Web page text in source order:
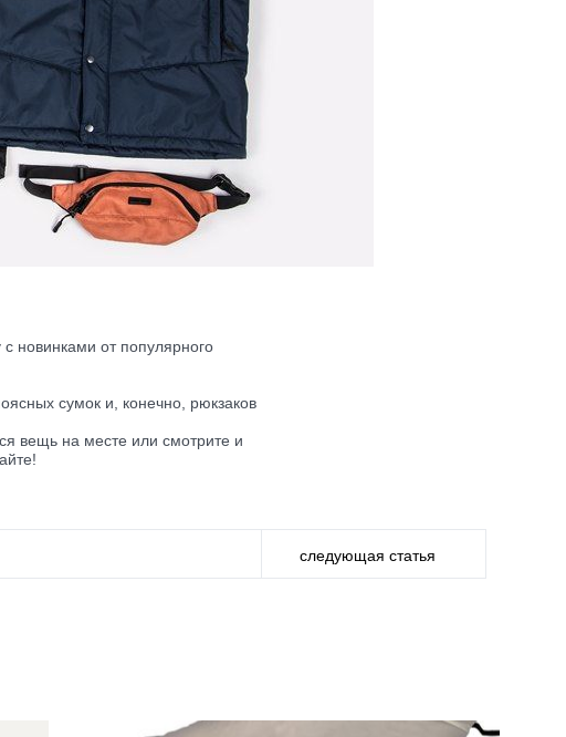
новинками от популярного
сумок и, конечно, рюкзаков
вещь на месте или смотрите и
следующая статья